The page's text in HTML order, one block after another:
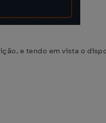
e tendo em vista o